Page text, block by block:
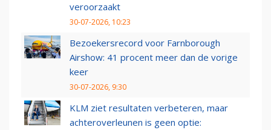
veroorzaakt
30-07-2026, 10:23
Bezoekersrecord voor Farnborough
Airshow: 41 procent meer dan de vorige
keer
30-07-2026, 9:30
KLM ziet resultaten verbeteren, maar
achteroverleunen is geen optie: